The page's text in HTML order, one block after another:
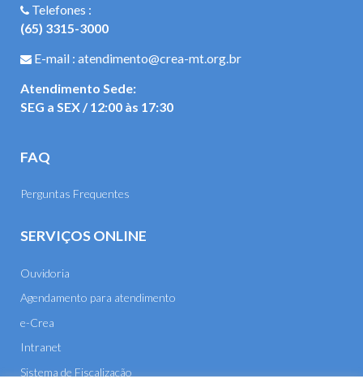
Telefones :
(65) 3315-3000
E-mail : atendimento@crea-mt.org.br
Atendimento Sede:
SEG a SEX / 12:00 às 17:30
FAQ
Perguntas Frequentes
SERVIÇOS ONLINE
Ouvidoria
Agendamento para atendimento
e-Crea
Intranet
Sistema de Fiscalização